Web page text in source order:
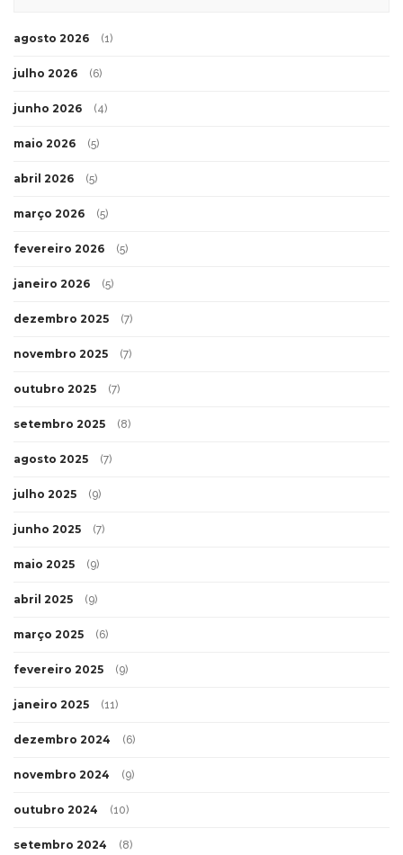
agosto 2026 (1)
julho 2026 (6)
junho 2026 (4)
maio 2026 (5)
abril 2026 (5)
março 2026 (5)
fevereiro 2026 (5)
janeiro 2026 (5)
dezembro 2025 (7)
novembro 2025 (7)
outubro 2025 (7)
setembro 2025 (8)
agosto 2025 (7)
julho 2025 (9)
junho 2025 (7)
maio 2025 (9)
abril 2025 (9)
março 2025 (6)
fevereiro 2025 (9)
janeiro 2025 (11)
dezembro 2024 (6)
novembro 2024 (9)
outubro 2024 (10)
setembro 2024 (8)